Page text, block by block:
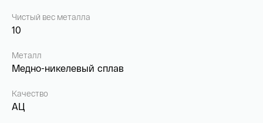
Чистый вес металла
10
Металл
Медно-никелевый сплав
Качество
АЦ